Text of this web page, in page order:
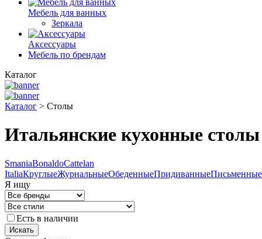
Мебель для ванных
Зеркала
Аксессуары
Мебель по брендам
Каталог
Каталог > Столы
Итальянские кухонные столы
SmaniaBonaldoCattelan
ItaliaКруглыеЖурнальныеОбеденныеПридиванныеПисьменные
Я ищу
Есть в наличии
Искать